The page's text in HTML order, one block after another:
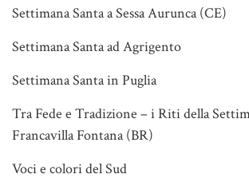
Settimana Santa a Sessa Aurunca (CE)
Settimana Santa ad Agrigento
Settimana Santa in Puglia
Tra Fede e Tradizione – i Riti della
Francavilla Fontana (BR)
Voci e colori del Sud